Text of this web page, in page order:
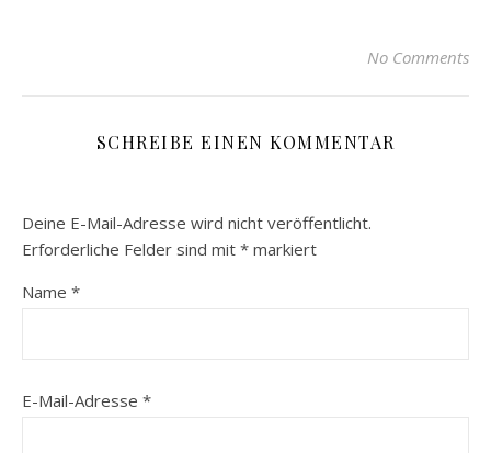
No Comments
SCHREIBE EINEN KOMMENTAR
Deine E-Mail-Adresse wird nicht veröffentlicht.
Erforderliche Felder sind mit * markiert
Name *
E-Mail-Adresse *